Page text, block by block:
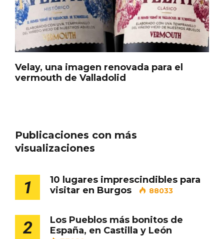
Velay, una imagen renovada para el
vermouth de Valladolid
Publicaciones con más
visualizaciones
1
10 lugares imprescindibles para
visitar en Burgos
88033
2
Los Pueblos más bonitos de
España, en Castilla y León